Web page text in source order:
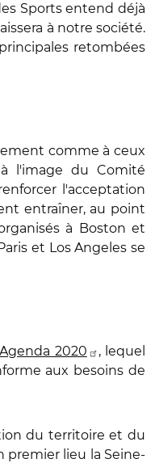
Sports entend déjà
à notre société.
retombées
comme à ceux
l'image du Comité
l'acceptation
entraîner, au point
à Boston et
et Los Angeles se
Agenda 2020
, lequel
aux besoins de
du territoire et du
premier lieu la Seine-